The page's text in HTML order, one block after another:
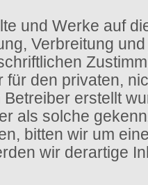
und Werke auf
Verbreitung
den privaten,
erstellt
als solche
bitten wir um
wir derartige